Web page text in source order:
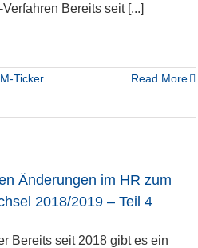
Bereits seit [...]
Ticker
Read More
Änderungen im HR zum
2018/2019 – Teil 4
Bereits seit 2018 gibt es ein